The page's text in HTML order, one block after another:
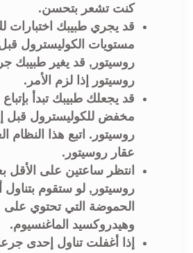
كنت تشعر بتحسن.
قد يجري طبيبك اختبارات
مستويات الكوليسترول قبل
روسيتور, قد يغير طبيبك
روسيتور إذا لزم الأمر.
قد يجعلك طبيبك تبدأ
مخفض للكوليسترول قبل
روسيتور. اتبع هذا النظام
عقار روسيتور.
انتظر ساعتين على الأقل
روسيتور, لو ستقوم
الحموضة التي تحتوي على
وهيدروكسيد الماغنسيوم.
إذا أغفلت تناول إحدى